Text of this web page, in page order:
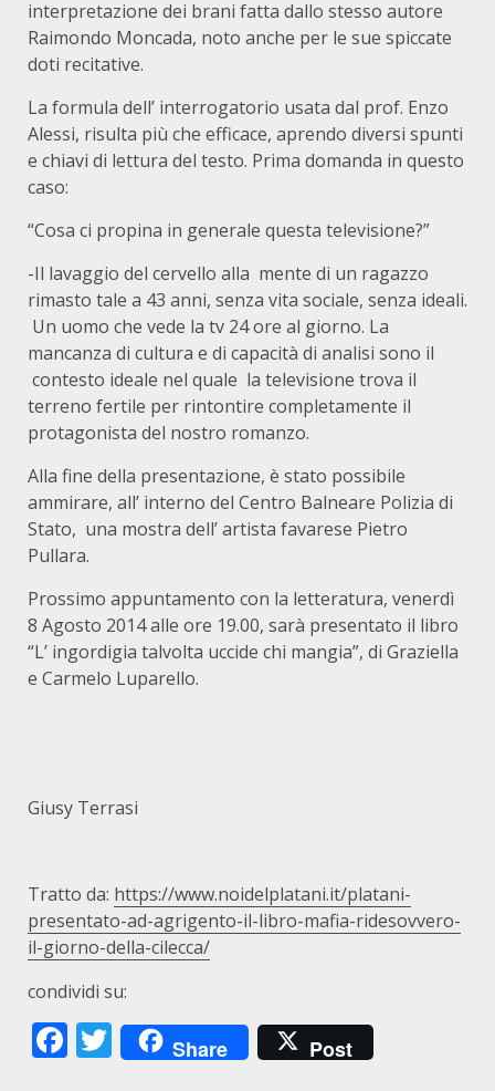
interpretazione dei brani fatta dallo stesso autore
Raimondo Moncada, noto anche per le sue spiccate
doti recitative.
La formula dell’ interrogatorio usata dal prof. Enzo
Alessi, risulta più che efficace, aprendo diversi spunti
e chiavi di lettura del testo. Prima domanda in questo
caso:
“Cosa ci propina in generale questa televisione?”
-Il lavaggio del cervello alla mente di un ragazzo
rimasto tale a 43 anni, senza vita sociale, senza ideali.
Un uomo che vede la tv 24 ore al giorno. La
mancanza di cultura e di capacità di analisi sono il
contesto ideale nel quale la televisione trova il
terreno fertile per rintontire completamente il
protagonista del nostro romanzo.
Alla fine della presentazione, è stato possibile
ammirare, all’ interno del Centro Balneare Polizia di
Stato, una mostra dell’ artista favarese Pietro
Pullara.
Prossimo appuntamento con la letteratura, venerdì
8 Agosto 2014 alle ore 19.00, sarà presentato il libro
“L’ ingordigia talvolta uccide chi mangia”, di Graziella
e Carmelo Luparello.
Giusy Terrasi
Tratto da: https://www.noidelplatani.it/platani-
presentato-ad-agrigento-il-libro-mafia-ridesovvero-
il-giorno-della-cilecca/
condividi su:
Facebook
Twitter
Share Post